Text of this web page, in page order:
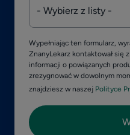
Wypełniając ten formularz,
ZnanyLekarz kontaktował się
informacji o powiązanych
zrezygnować w dowolnym
znajdziesz w naszej Polityce